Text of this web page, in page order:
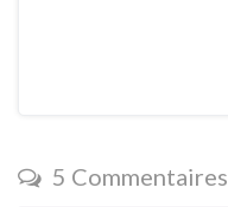
5 Commentaires